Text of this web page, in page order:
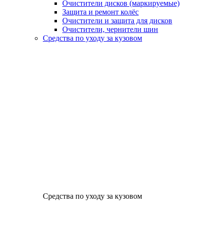
Очистители дисков (маркируемые)
Защита и ремонт колёс
Очистители и защита для дисков
Очистители, чернители шин
Средства по уходу за кузовом
Средства по уходу за кузовом